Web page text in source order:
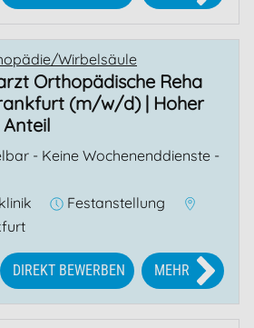
Wirbelsäule
Orthopädische Reha
(m/w/d) | Hoher
- Keine Wochenenddienste -
Festanstellung
MEHR
DIREKT BEWERBEN